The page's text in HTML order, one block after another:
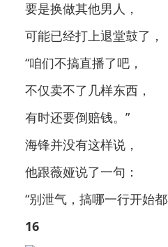
要是换做其他男人，
可能已经打上退堂鼓了，
“咱们不搞直播了吧，
不仅卖不了几样东西，
有时还要倒赔钱。”
海锋并没有这样说，
他跟薇娅说了一句：
“别泄气，搞哪一行开始
16